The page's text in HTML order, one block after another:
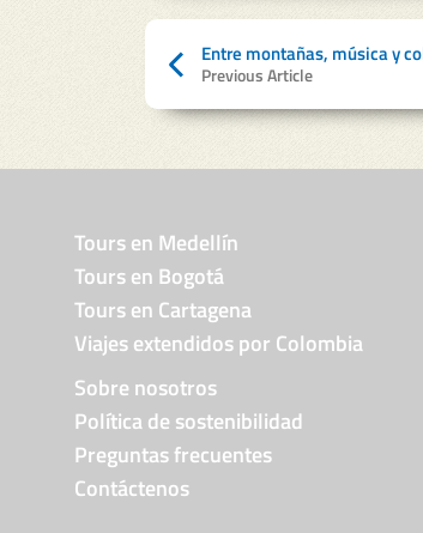
Previous Article
Tours en Medellín
Tours en Bogotá
Tours en Cartagena
Viajes extendidos por Colombia
Sobre nosotros
Política de sostenibilidad
Preguntas frecuentes
Contáctenos